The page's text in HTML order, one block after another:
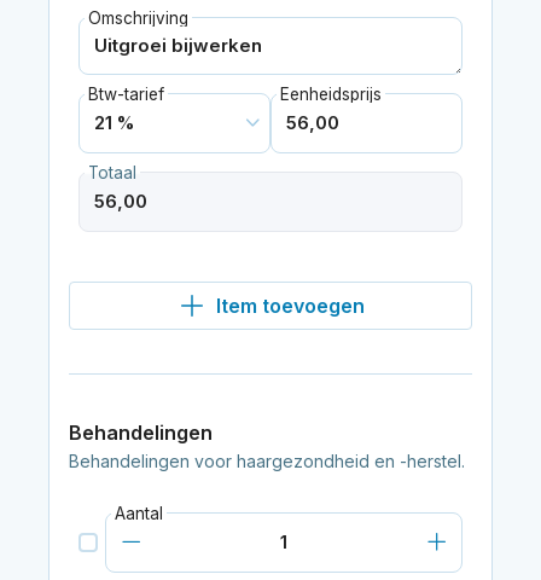
Omschrijving
Btw-tarief Eenheidsprijs
Totaal
Item toevoegen
Behandelingen
Behandelingen voor haargezondheid en -herstel.
Aantal